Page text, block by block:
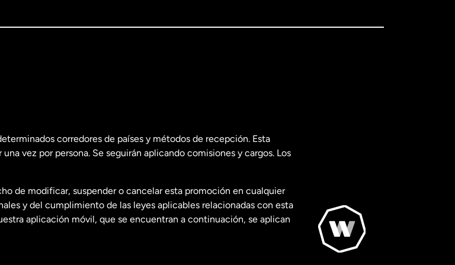
corredores de países y métodos de recepción. Esta
vez por persona. Se seguirán aplicando comisiones y cargos. Los
de modificar, suspender o cancelar esta promoción en cualquier
y del cumplimiento de las leyes aplicables relacionadas con esta
aplicación móvil, que se encuentran a continuación, se aplican